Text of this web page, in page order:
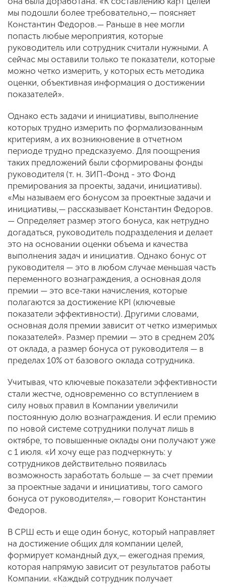
мы подошли более требовательно,— поясняет
Константин Федоров.— Раньше в нее могли
попасть любые мероприятия, которые
руководитель или сотрудник считали нужными. А
сейчас мы оставили только те показатели, которые
можно четко измерить, у которых есть методика
оценки, объективная информация о достижении
показателей».
Однако есть задачи и инициативы, выполнение
которых трудно измерить по формализованным
критериям, а их возникновение в отчетном
периоде трудно предсказуемо. Для поощрения
таких предложений были сформированы фонды
руководителя (т. н. ЗИП-Фонд - это Фонд
премирования за проекты, задачи, инициативы).
«Мы называем его бонусом за проектные задачи и
инициативы,— рассказывает Константин Федоров.
— Определяет размер этого бонуса, как нетрудно
догадаться, руководитель подразделения и делает
это на основании оценки объема и качества
выполнения задач и инициатив. Однако бонус от
руководителя — это в любом случае меньшая часть
переменного вознаграждения, а основная доля
премии — это все-таки начисления, которые
полагаются за достижение KPI (ключевые
показатели эффективности). Другими словами,
основная доля премии зависит от четко измеримых
показателей». Размер премии — это в среднем 20%
от оклада, а размер бонуса от руководителя — в
пределах 10% от базового оклада сотрудника.
Учитывая, что ключевые показатели эффективности
стали жестче, одновременно со вступлением в
силу новых правил в Компании увеличили
постоянную долю вознаграждения. И если премию
по новой системе сотрудники получат лишь в
октябре, то повышенные оклады они получают уже
с 1 июля. «И хочу еще раз подчеркнуть: у
сотрудников действительно появилась
возможность заработать больше — за счет премии
за проектные задачи и инициативы, того самого
бонуса от руководителя»,— говорит Константин
Федоров.
В СРШ есть и еще один бонус, который направляет
на достижение общих для компании целей,
формирует командный дух,— ежегодная премия,
которая напрямую зависит от результатов работы
Компании. «Каждый сотрудник получает